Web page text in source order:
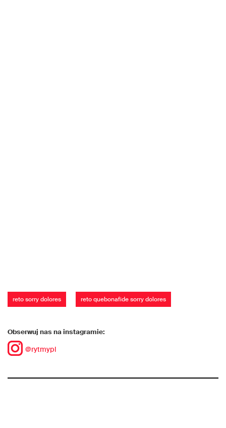
reto sorry dolores reto quebonafide sorry dolores
Obserwuj nas na instagramie:
@rytmypl